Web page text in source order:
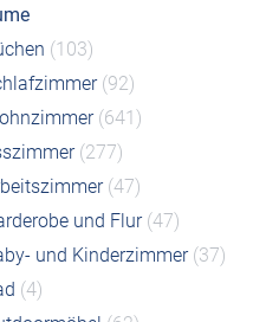
(103)
(92)
(641)
(277)
(47)
und Flur (47)
und Kinderzimmer (37)
(4)